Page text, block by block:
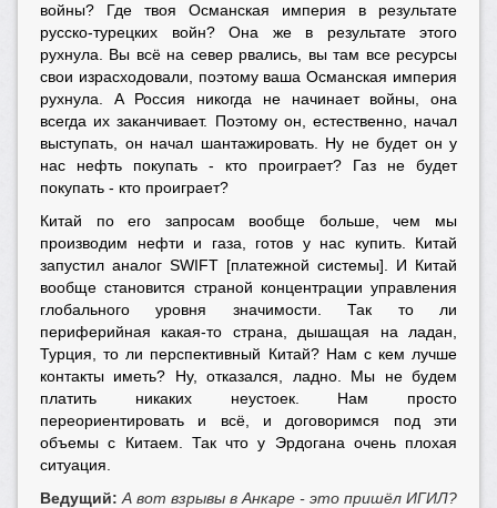
войны? Где твоя Османская империя в результате
русско-турецких войн? Она же в результате этого
рухнула. Вы всё на север рвались, вы там все ресурсы
свои израсходовали, поэтому ваша Османская империя
рухнула. А Россия никогда не начинает войны, она
всегда их заканчивает. Поэтому он, естественно, начал
выступать, он начал шантажировать. Ну не будет он у
нас нефть покупать - кто проиграет? Газ не будет
покупать - кто проиграет?
Китай по его запросам вообще больше, чем мы
производим нефти и газа, готов у нас купить. Китай
запустил аналог SWIFT [платежной системы]. И Китай
вообще становится страной концентрации управления
глобального уровня значимости. Так то ли
периферийная какая-то страна, дышащая на ладан,
Турция, то ли перспективный Китай? Нам с кем лучше
контакты иметь? Ну, отказался, ладно. Мы не будем
платить никаких неустоек. Нам просто
переориентировать и всё, и договоримся под эти
объемы с Китаем. Так что у Эрдогана очень плохая
ситуация.
Ведущий: А вот взрывы в Анкаре - это пришёл ИГИЛ?